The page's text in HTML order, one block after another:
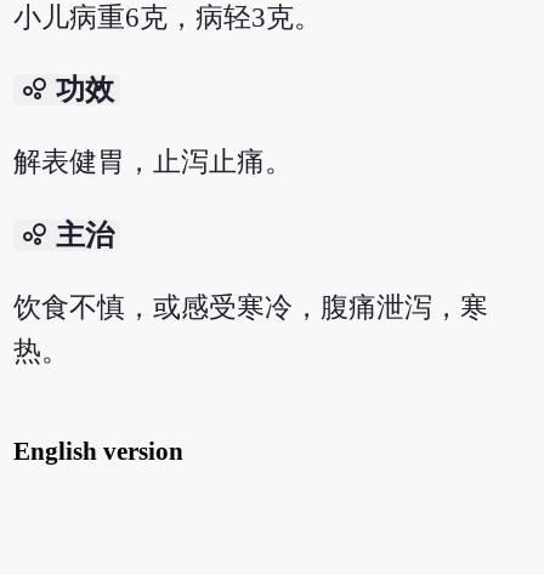
小儿病重6克，病轻3克。
bubble_chart 功效
解表健胃，止泻止痛。
bubble_chart 主治
饮食不慎，或感受寒冷，腹痛泄泻，寒
热。
English version